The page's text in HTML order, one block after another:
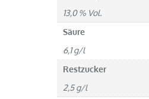
13,0 % Vol.
Säure
6,1 g/l
Restzucker
2,5 g/l